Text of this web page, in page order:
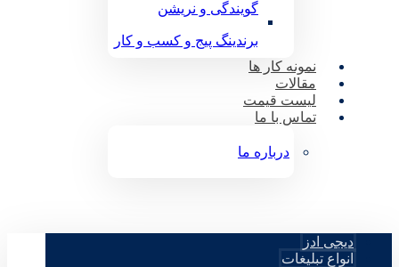
گویندگی و نریشن
برندینگ پیج و کسب و کار
نمونه کار ها
مقالات
لیست قیمت
تماس با ما
درباره ما
دیجی ادز
انواع تبلیغات